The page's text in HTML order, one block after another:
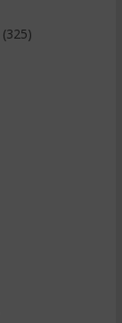
(325)